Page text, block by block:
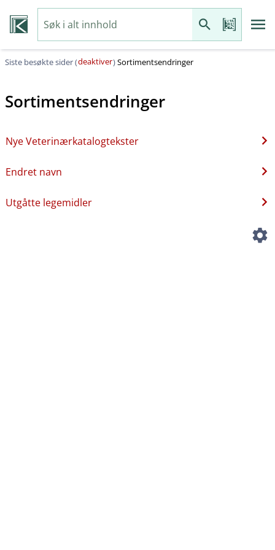
Siste besøkte sider (deaktiver)Sortimentsendringer
Sortimentsendringer
Nye Veterinærkatalogtekster
Endret navn
Utgåtte legemidler